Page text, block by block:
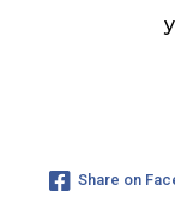
Share on